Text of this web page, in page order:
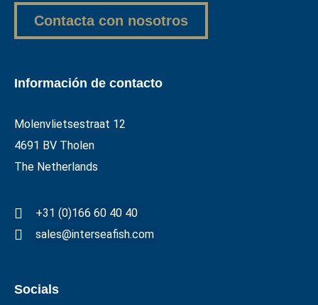
Contacta con nosotros
Información de contacto
Molenvlietsestraat 12
4691 BV Tholen
The Netherlands
+31 (0)166 60 40 40
sales@interseafish.com
Socials